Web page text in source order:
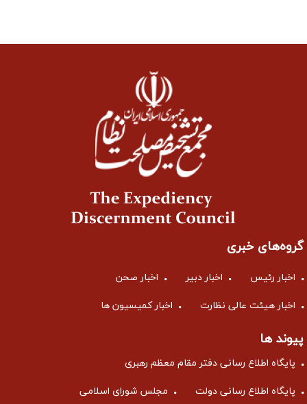
گروه‌های خبری
اخبار رئیس اخبار دبیر اخبار صحن
اخبار هیئت عالی نظارت اخبار کمیسیون ها
پیوند ها
پایگاه اطلاع رسانی دفتر مقام معظم رهبری
پایگاه اطلاع رسانی دولت مجلس شورای اسلامی